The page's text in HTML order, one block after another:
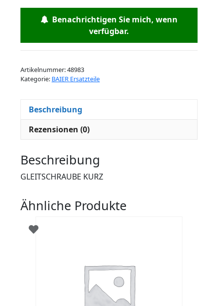
Benachrichtigen Sie mich, wenn
verfügbar.
Artikelnummer:48983
Kategorie: BAIER Ersatzteile
Beschreibung
Rezensionen (0)
Beschreibung
GLEITSCHRAUBE KURZ
Ähnliche Produkte